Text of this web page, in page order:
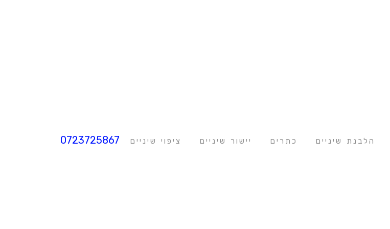
הלבנת שיניים כתרים יישור שיניים ציפוי שיניים 0723725867